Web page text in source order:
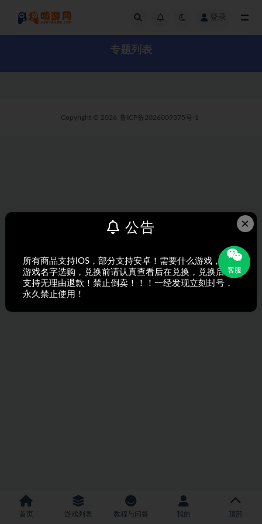
登录
专题列表
Copyright © 2026 鲁ICP备2026009375号-1
首页 游戏列表 教程与问答 我的 顶部
客服
×
公告
所有商品支持IOS，部分支持安卓！需要什么游戏，搜索
游戏名字选购，兑换前请认真查看后在兑换，兑换后不
支持无理由退款！禁止倒卖！！！一经发现立刻封号，
永久禁止使用！